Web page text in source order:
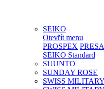
SEIKO
Otevřít menu
PROSPEX
SEIKO Standard
SUUNTO
SUNDAY ROSE
SWISS